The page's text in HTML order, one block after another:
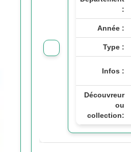
:
Année :
Type :
Infos :
Découvreur
ou
collection: